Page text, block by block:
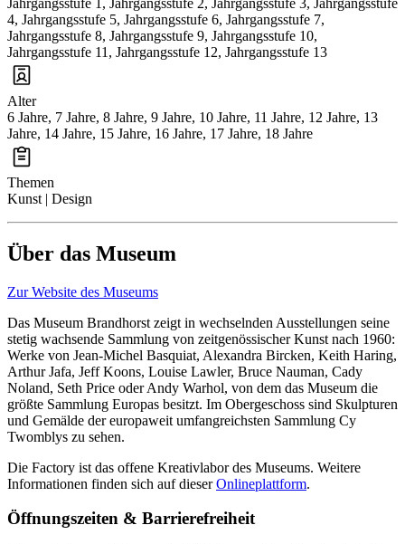
4, Jahrgangsstufe 5, Jahrgangsstufe 6, Jahrgangsstufe 7,
Jahrgangsstufe 8, Jahrgangsstufe 9, Jahrgangsstufe 10,
Jahrgangsstufe 11, Jahrgangsstufe 12, Jahrgangsstufe 13
Alter
6 Jahre, 7 Jahre, 8 Jahre, 9 Jahre, 10 Jahre, 11 Jahre, 12 Jahre, 13
Jahre, 14 Jahre, 15 Jahre, 16 Jahre, 17 Jahre, 18 Jahre
Themen
Kunst | Design
Über das Museum
Zur Website des Museums
Das Museum Brandhorst zeigt in wechselnden Ausstellungen seine
stetig wachsende Sammlung von zeitgenössischer Kunst nach 1960:
Werke von Jean-Michel Basquiat, Alexandra Bircken, Keith Haring,
Arthur Jafa, Jeff Koons, Louise Lawler, Bruce Nauman, Cady
Noland, Seth Price oder Andy Warhol, von dem das Museum die
größte Sammlung Europas besitzt. Im Obergeschoss sind Skulpturen
und Gemälde der europaweit umfangreichsten Sammlung Cy
Twomblys zu sehen.
Die Factory ist das offene Kreativlabor des Museums. Weitere
Informationen finden sich auf dieserOnlineplattform.
Öffnungszeiten & Barrierefreiheit